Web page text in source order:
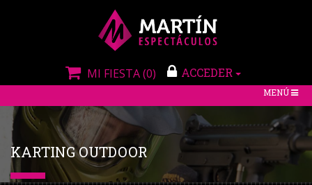
MI FIESTA(0) ACCEDER
TOGGLE
MENÚ
KARTING OUTDOOR